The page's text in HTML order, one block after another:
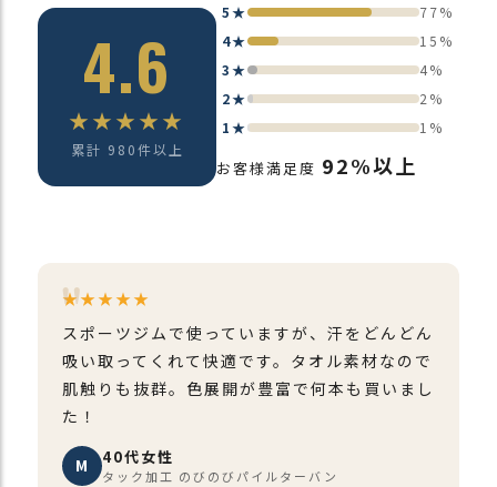
4.6
★★★★★
累計 980件以上
5★
77%
4★
15%
3★
4%
2★
2%
1★
1%
お客様満足度 92%以上
★★★★★
スポーツジムで使っていますが、汗をどんどん
吸い取ってくれて快適です。タオル素材なので
肌触りも抜群。色展開が豊富で何本も買いまし
た！
M 40代女性
タック加工 のびのびパイルターバン